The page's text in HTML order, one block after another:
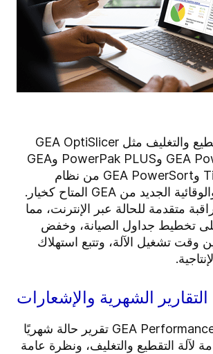
تستفيد آلات التقطيع والتغليف مثل GEA OptiSlicer
6000 وGEA PowerPak وPowerPak PLUS وGEA
TiroLabel PLUS وGEA PowerSort من نظام
الصيانة التنبؤية والوقائية الجديد من GEA المتاح كخيار.
متقدمة للحالة عبر الإنترنت، مما
تخطيط جداول الصيانة، وخفض
وقت تشغيل الآلة، وتتبع استهلاك
التقارير الشهرية والإشعارات
تولد خدمة GEA PerformancePlus تقرير حالة شهريًا
لآلة التقطيع والتغليف، ونظرة عامة